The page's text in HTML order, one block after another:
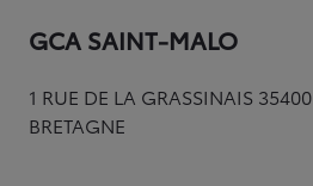
GCA SAINT-MALO
1 RUE DE LA GRASSINAIS
BRETAGNE